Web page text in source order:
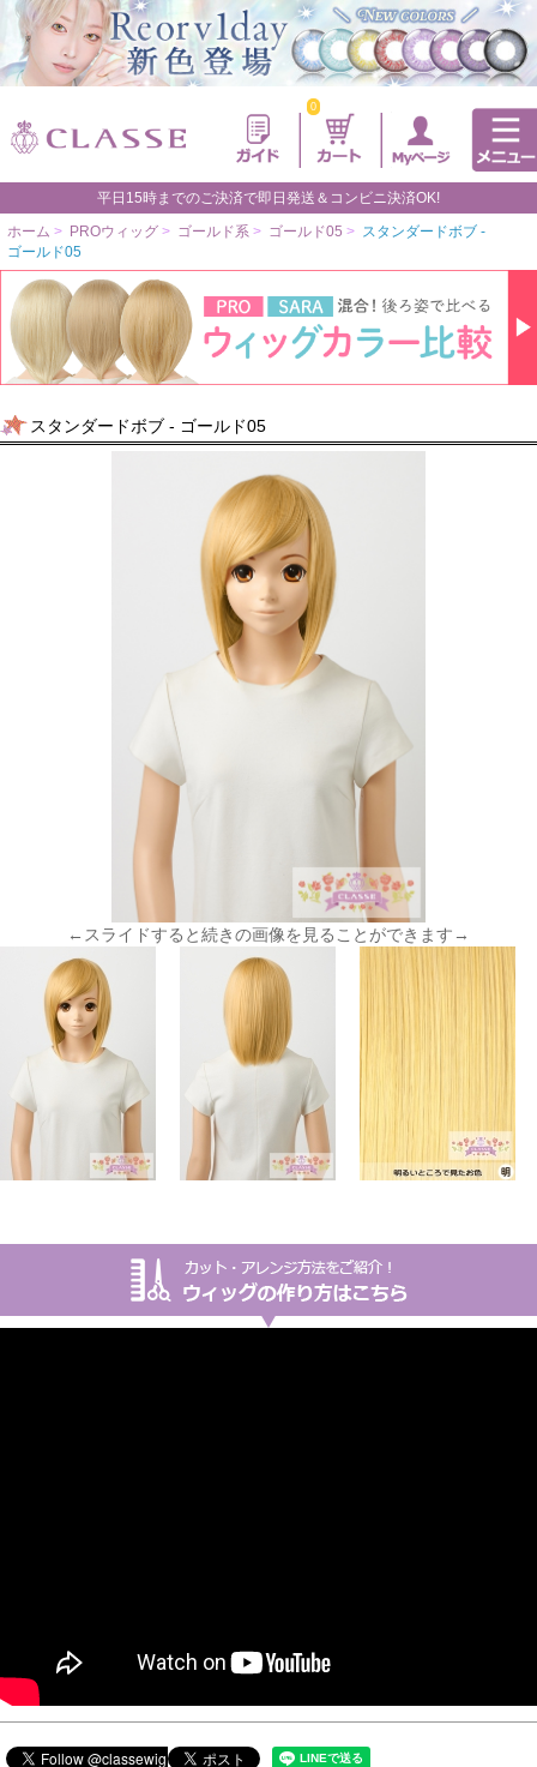
0
平日15時までのご決済で即日発送＆コンビニ決済OK!
ホーム > PROウィッグ > ゴールド系 > ゴールド05 > スタンダードボブ -
ゴールド05
スタンダードボブ - ゴールド05
←スライドすると続きの画像を見ることができます→